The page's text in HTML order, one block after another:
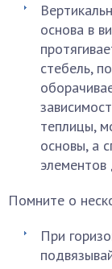
основа в
стебель,
теплицы,
основы, а
элементов
Помните о
При